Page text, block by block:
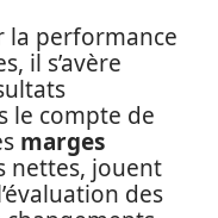
la performance
il s’avère
le compte de
marges
nettes, jouent
des